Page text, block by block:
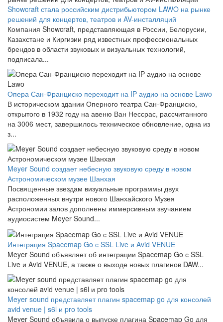
Showcraft стала российским дистрибьютором LAWO на рынке
решений для концертов, театров и AV-инсталляций
Компания Showcraft, представляющая в России, Белорусии,
Казахстане и Киргизии ряд известных профессиональных
брендов в области звуковых и визуальных технологий,
подписала...
Опера Сан-Франциско переходит на IP аудио на основе Lawo
В историческом здании Оперного театра Сан-Франциско,
открытого в 1932 году на авеню Ван Нессрас, рассчитанного
на 3006 мест, завершилось техническое обновление, одна из
з...
Meyer Sound создает небесную звуковую среду в новом
Астрономическом музее Шанхая
Посвященные звездам визуальные программы двух
расположенных внутри нового Шанхайского Музея
Астрономии залов дополнены иммерсивным звучанием
аудиосистем Meyer Sound...
Интеграция Spacemap Go с SSL Live и Avid VENUE
Meyer Sound объявляет об интеграции Spacemap Go с SSL
Live и Avid VENUE, а также о выходе новых плагинов DAW...
Meyer sound представляет плагин spacemap go для консолей
avid venue | s6l и pro tools
Meyer Sound объявила о выпуске плагина Spacemap Go для